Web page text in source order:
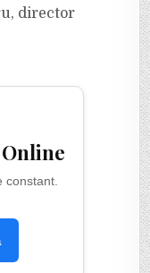
director
constant.